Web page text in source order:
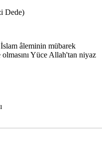
Dede)
âleminin mübarek
olmasını Yüce Allah'tan niyaz
ı